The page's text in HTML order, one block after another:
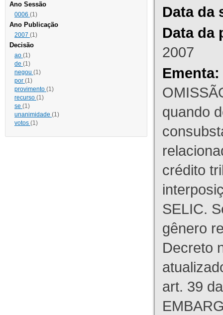
Ano Sessão
0006 (1)
Ano Publicação
2007 (1)
Decisão
ao (1)
de (1)
negou (1)
por (1)
provimento (1)
recurso (1)
se (1)
unanimidade (1)
votos (1)
Data da
Data da
2007
Ementa:
quando
crédito
SELIC.
gênero
Decreto
art. 39